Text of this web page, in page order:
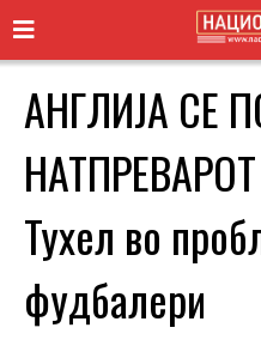
АНГЛИЈА СЕ
Тухел во
фудбалери